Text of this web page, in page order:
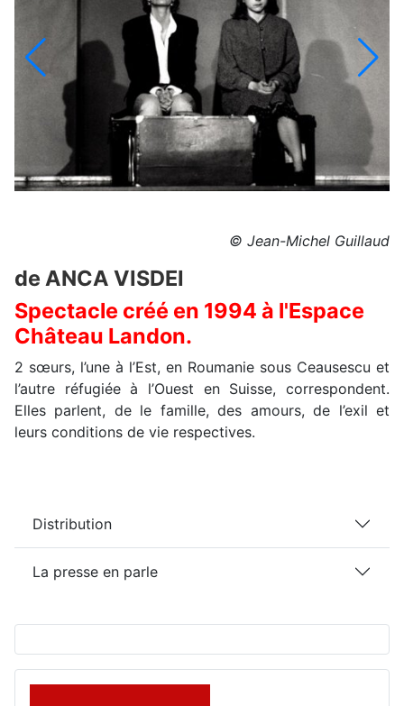
© Jean-Michel Guillaud
de ANCA VISDEI
Spectacle créé en 1994 à l'Espace
Château Landon.
2 sœurs, l’une à l’Est, en Roumanie sous Ceausescu et
l’autre réfugiée à l’Ouest en Suisse, correspondent.
Elles parlent, de le famille, des amours, de l’exil et
leurs conditions de vie respectives.
Distribution
La presse en parle